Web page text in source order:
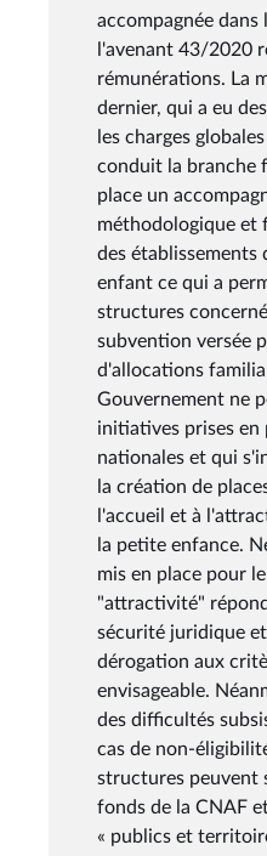
accompagnée
l'avenant 43/2020
rémunérations. La
dernier, qui a eu
les charges
conduit la branche
place un
méthodologique et
des établissements
enfant ce qui a
structures
subvention versée
d'allocations
Gouvernement ne
initiatives prises en
nationales et qui
la création de
l'accueil et à
la petite enfance.
mis en place pour
"attractivité"
sécurité juridique
dérogation aux
envisageable.
des difficultés
cas de non-
structures peuvent
fonds de la CNAF
« publics et